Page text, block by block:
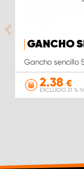
GANCHO
Gancho sencillo
2.38 €
EXCLUIDO 21 %